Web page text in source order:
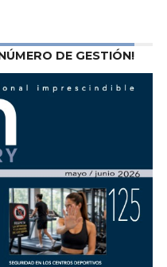
DE GESTIÓN!